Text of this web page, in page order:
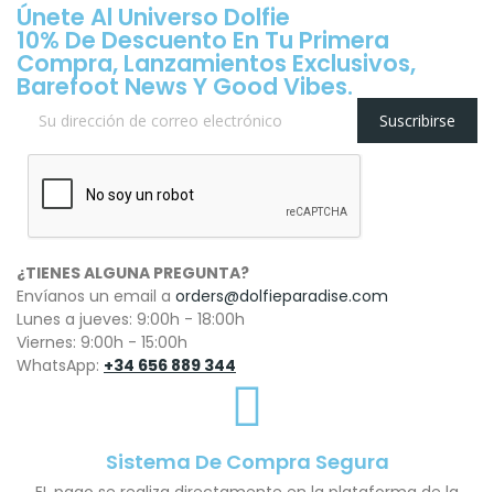
Únete Al Universo Dolfie
10% De Descuento En Tu Primera
Compra, Lanzamientos Exclusivos,
Barefoot News Y Good Vibes.
Suscribirse
¿TIENES ALGUNA PREGUNTA?
Envíanos un email a orders@dolfieparadise.com
Lunes a jueves: 9:00h - 18:00h
Viernes: 9:00h - 15:00h
WhatsApp: +34 656 889 344
Sistema De Compra Segura